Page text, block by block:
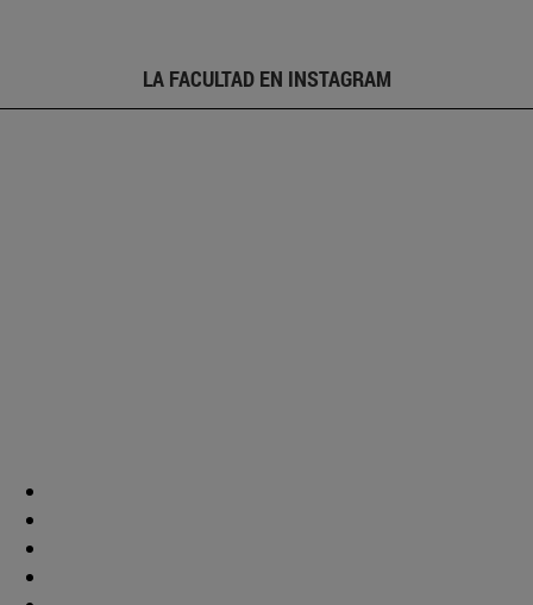
LA FACULTAD EN INSTAGRAM